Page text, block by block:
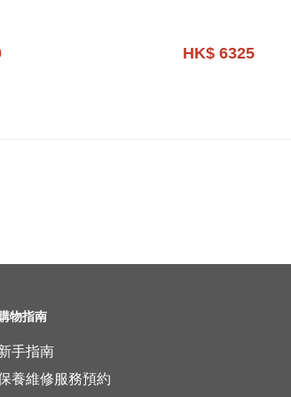
HK$ 6325
購物指南
手指南
養維修服務預約